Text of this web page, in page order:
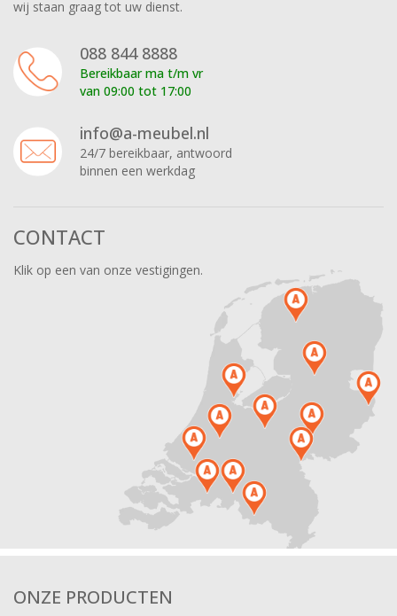
wij staan graag tot uw dienst.
088 844 8888
Bereikbaar ma t/m vr
van 09:00 tot 17:00
info@a-meubel.nl
24/7 bereikbaar, antwoord
binnen een werkdag
CONTACT
Klik op een van onze vestigingen.
ONZE PRODUCTEN